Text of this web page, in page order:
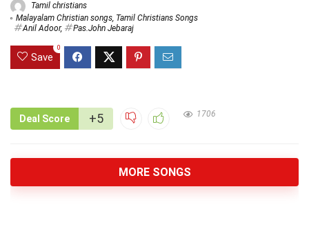
Tamil christians
Malayalam Christian songs, Tamil Christians Songs
Anil Adoor, Pas.John Jebaraj
Save
0
Deal Score +5 1706
MORE SONGS